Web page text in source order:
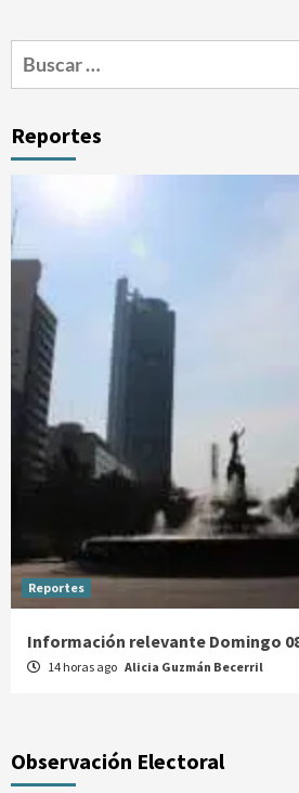
Buscar:
Reportes
Reportes
Información relevante Domingo
14 horas ago Alicia Guzmán Becerril
Observación Electoral